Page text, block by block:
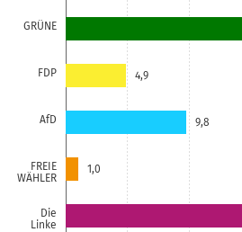
GRÜNE
FDP
AfD
FREIE
WÄHLER
Die
Linke
4,9
9,8
1,0